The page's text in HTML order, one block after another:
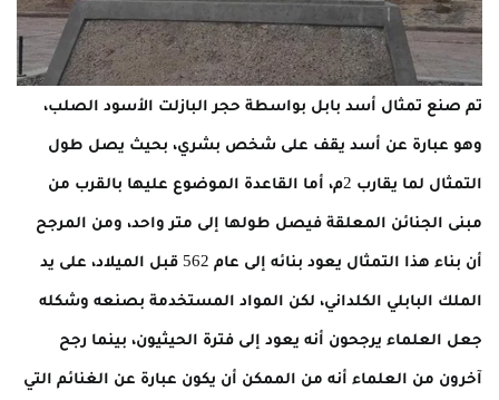
تم صنع تمثال أسد بابل بواسطة حجر البازلت الأسود الصلب،
وهو عبارة عن أسد يقف على شخص بشري، بحيث يصل طول
التمثال لما يقارب 2م، أما القاعدة الموضوع عليها بالقرب من
مبنى الجنائن المعلقة فيصل طولها إلى متر واحد، ومن المرجح
أن بناء هذا التمثال يعود بنائه إلى عام 562 قبل الميلاد، على يد
الملك البابلي الكلداني، لكن المواد المستخدمة بصنعه وشكله
جعل العلماء يرجحون أنه يعود إلى فترة الحيثيون، بينما رجح
آخرون من العلماء أنه من الممكن أن يكون عبارة عن الغنائم التي